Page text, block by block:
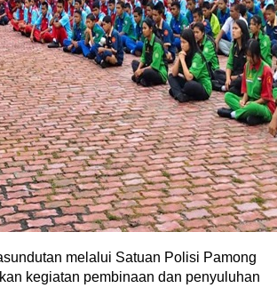
melalui Satuan Polisi Pamong
kegiatan pembinaan dan penyuluhan